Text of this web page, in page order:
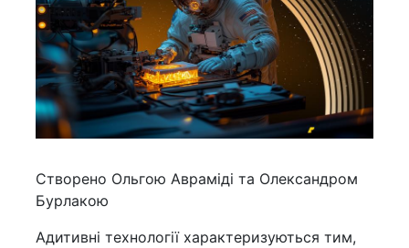
Створено Ольгою Авраміді та Олександром
Бурлакою
Адитивні технології характеризуються тим,